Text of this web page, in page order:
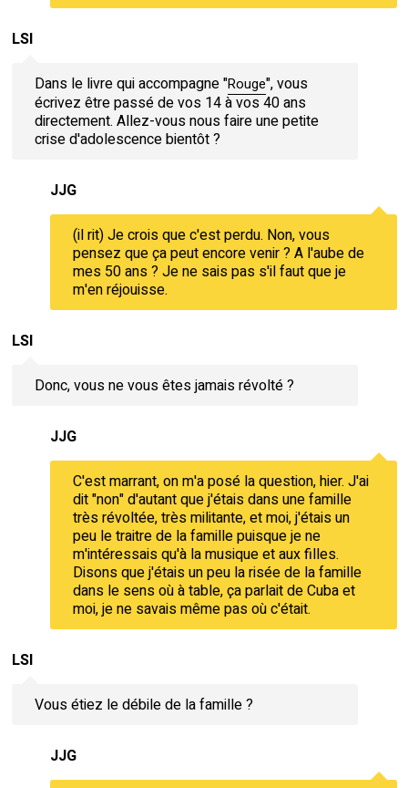
LSI
Dans le livre qui accompagne "Rouge", vous
écrivez être passé de vos 14 à vos 40 ans
directement. Allez-vous nous faire une petite
crise d'adolescence bientôt ?
JJG
(il rit) Je crois que c'est perdu. Non, vous
pensez que ça peut encore venir ? A l'aube de
mes 50 ans ? Je ne sais pas s'il faut que je
m'en réjouisse.
LSI
Donc, vous ne vous êtes jamais révolté ?
JJG
C'est marrant, on m'a posé la question, hier. J'ai
dit "non" d'autant que j'étais dans une famille
très révoltée, très militante, et moi, j'étais un
peu le traitre de la famille puisque je ne
m'intéressais qu'à la musique et aux filles.
Disons que j'étais un peu la risée de la famille
dans le sens où à table, ça parlait de Cuba et
moi, je ne savais même pas où c'était.
LSI
Vous étiez le débile de la famille ?
JJG